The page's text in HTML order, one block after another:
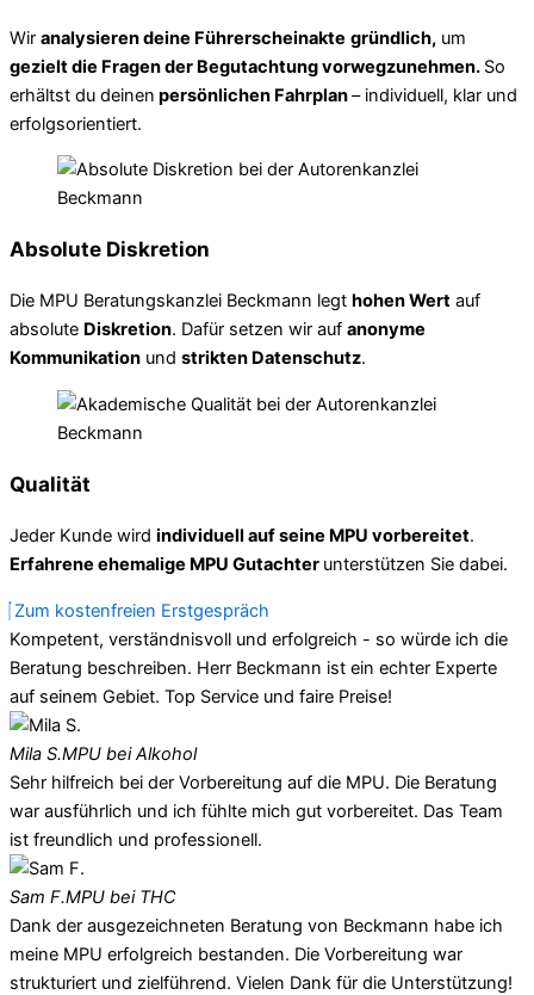
Wir analysieren deine Führerscheinakte gründlich, um
gezielt die Fragen der Begutachtung vorwegzunehmen. So
erhältst du deinen persönlichen Fahrplan– individuell, klar und
erfolgsorientiert.
Absolute Diskretion
Die MPU Beratungskanzlei Beckmann legt hohen Wert auf
absolute Diskretion. Dafür setzen wir auf anonyme
Kommunikation und strikten Datenschutz.
Qualität
Jeder Kunde wird individuell auf seine MPU vorbereitet.
Erfahrene ehemalige MPU Gutachter unterstützen Sie dabei.
Zum kostenfreien Erstgespräch
Kompetent, verständnisvoll und erfolgreich - so würde ich die
Beratung beschreiben. Herr Beckmann ist ein echter Experte
auf seinem Gebiet. Top Service und faire Preise!
Mila S.MPU bei Alkohol
Sehr hilfreich bei der Vorbereitung auf die MPU. Die Beratung
war ausführlich und ich fühlte mich gut vorbereitet. Das Team
ist freundlich und professionell.
Sam F.MPU bei THC
Dank der ausgezeichneten Beratung von Beckmann habe ich
meine MPU erfolgreich bestanden. Die Vorbereitung war
strukturiert und zielführend. Vielen Dank für die Unterstützung!